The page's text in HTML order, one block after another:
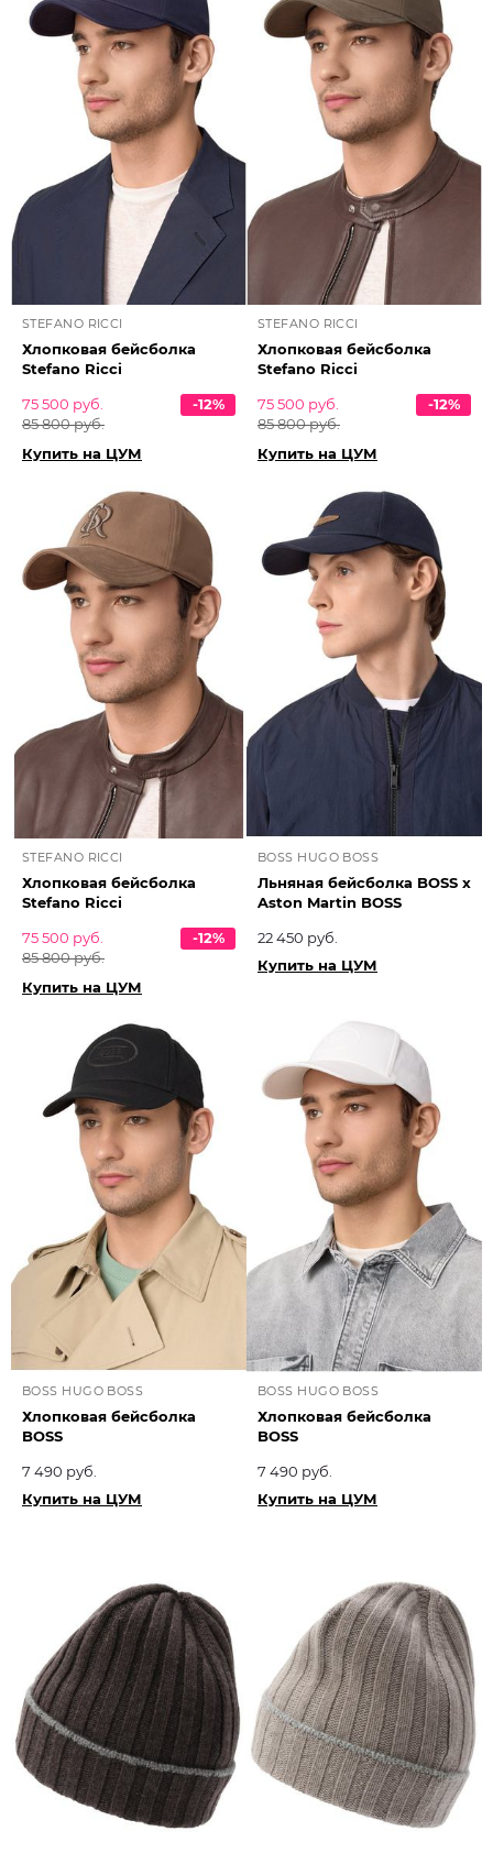
STEFANO RICCI
Хлопковая бейсболка
Stefano Ricci
75 500 руб.
85 800 руб.
-12%
Купить на ЦУМ
STEFANO RICCI
Хлопковая бейсболка
Stefano Ricci
75 500 руб.
85 800 руб.
-12%
Купить на ЦУМ
STEFANO RICCI
Хлопковая бейсболка
Stefano Ricci
75 500 руб.
85 800 руб.
-12%
Купить на ЦУМ
BOSS HUGO BOSS
Льняная бейсболка BOSS x
Aston Martin BOSS
22 450 руб.
Купить на ЦУМ
BOSS HUGO BOSS
Хлопковая бейсболка
BOSS
7 490 руб.
Купить на ЦУМ
BOSS HUGO BOSS
Хлопковая бейсболка
BOSS
7 490 руб.
Купить на ЦУМ